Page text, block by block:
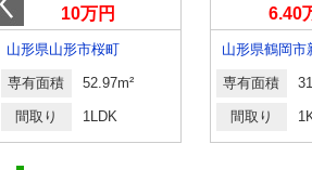
10万円
山形県山形市桜町
専有面積 52.97m²
間取り 1LDK
6.40
山形県鶴岡市
専有面積
間取り